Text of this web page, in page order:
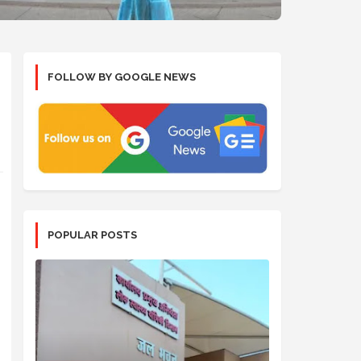
FOLLOW BY GOOGLE NEWS
POPULAR POSTS